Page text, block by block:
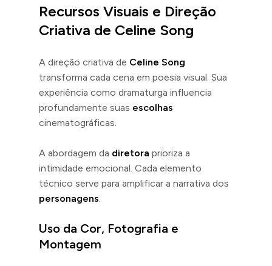
Recursos Visuais e Direção
Criativa de Celine Song
A direção criativa de Celine Song
transforma cada cena em poesia visual. Sua
experiência como dramaturga influencia
profundamente suas escolhas
cinematográficas.
A abordagem da diretora prioriza a
intimidade emocional. Cada elemento
técnico serve para amplificar a narrativa dos
personagens.
Uso da Cor, Fotografia e
Montagem